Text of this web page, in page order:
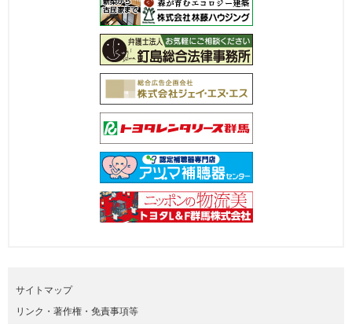
サイトマップ
リンク・著作権・免責事項等